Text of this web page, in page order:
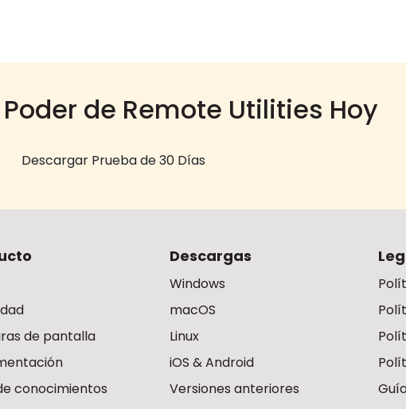
de Remote Utilities Hoy
Descargar Prueba de 30 Días
de pantalla
conocimientos
Descargas
Windows
macOS
Linux
iOS & Android
Versiones anteriores